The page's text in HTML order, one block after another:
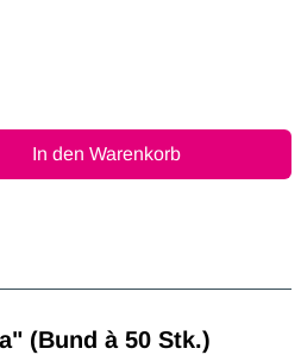
In den Warenkorb
(Bund à 50 Stk.)